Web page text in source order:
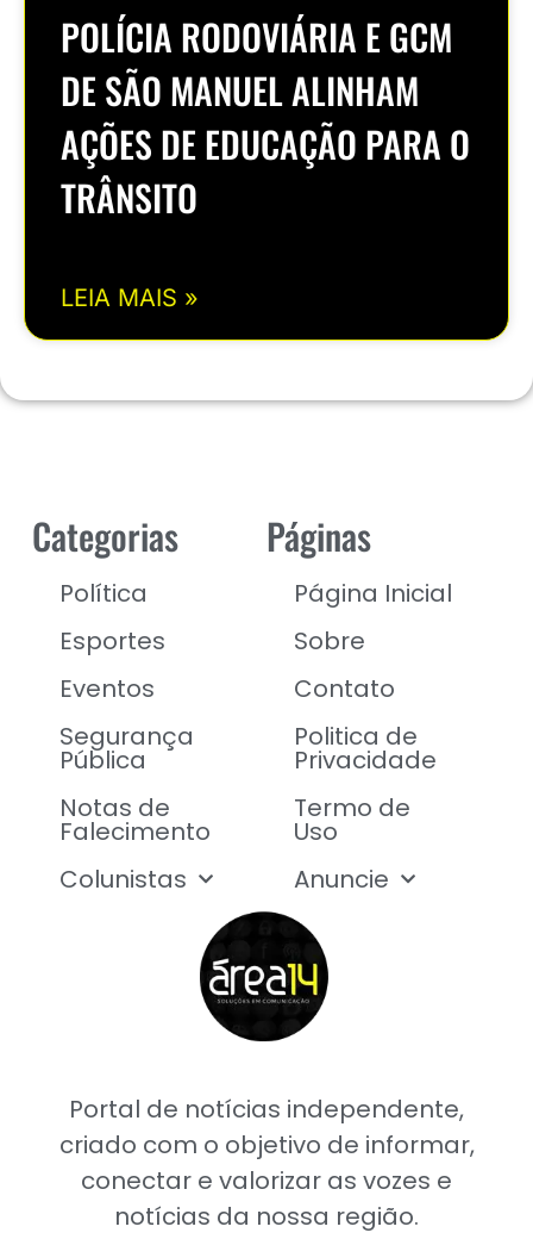
POLÍCIA RODOVIÁRIA E GCM
DE SÃO MANUEL ALINHAM
AÇÕES DE EDUCAÇÃO PARA O
TRÂNSITO
LEIA MAIS »
Portal de notícias independente,
criado com o objetivo de informar,
conectar e valorizar as vozes e
notícias da nossa região.
Categorias
Política
Esportes
Eventos
Segurança
Pública
Notas de
Falecimento
Colunistas
Páginas
Página Inicial
Sobre
Contato
Politica de
Privacidade
Termo de
Uso
Anuncie